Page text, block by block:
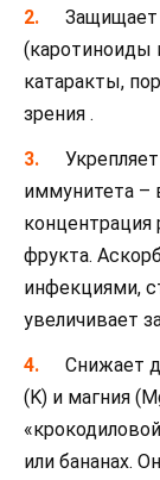
Защищает
(каротиноиды
катаракты,
зрения .
иммунитета –
фрукта.
инфекциями,
увеличивает
Снижает
(K) и магния
или бананах.